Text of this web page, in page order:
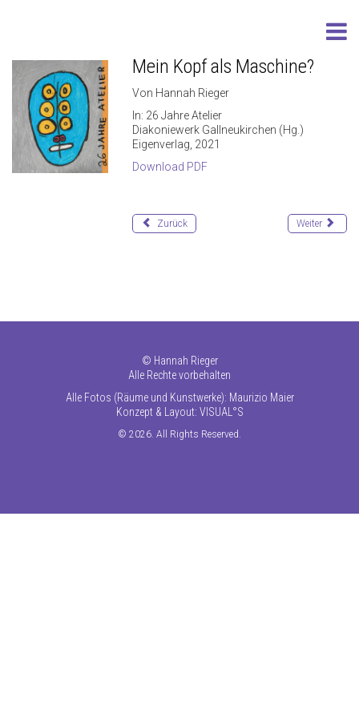
Mein Kopf als Maschine?
Von Hannah Rieger
In: 26 Jahre Atelier
Diakoniewerk Gallneukirchen (Hg.)
Eigenverlag, 2021
Download PDF
Zurück Weiter
© Hannah Rieger
Alle Rechte vorbehalten
Alle Fotos (Räume und Kunstwerke): Maurizio Maier
Konzept & Layout: VISUAL°S
© 2026. All Rights Reserved.